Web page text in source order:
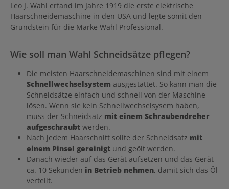
Leo J. Wahl erfand im Jahre 1919 die erste elektrische
Haarschneidemaschine in den USA und legte somit den
Grundstein für die Marke Wahl Professional.
Wie soll man Wahl Schneidsätze pflegen?
Die meisten Haarschneidemaschinen sind mit einem
Schnellwechselsystem ausgestattet. So kann man die
Schneidsätze einfach und schnell von der Maschine
lösen. Wenn sie kein Schnellwechselsysem haben,
muss der Schneidsatz mit einem Schraubendreher
aufgeschraubt werden.
Nach jedem Haarschnitt sollte der Schneidsatz mit
einem Pinsel gereinigt und geölt werden.
Danach wieder auf das Gerät aufsetzen und das Gerät
ca. 10 Sekunden in Betrieb nehmen, damit sich das Öl
verteilt.